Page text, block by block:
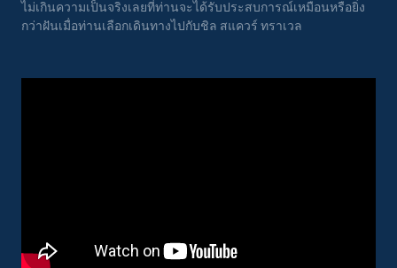
ไม่เกินความเป็นจริงเลยที่ท่านจะได้รับประสบการณ์เหมือนหรือยิ่ง
กว่าฝันเมื่อท่านเลือกเดินทางไปกับชิล สแควร์ ทราเวล